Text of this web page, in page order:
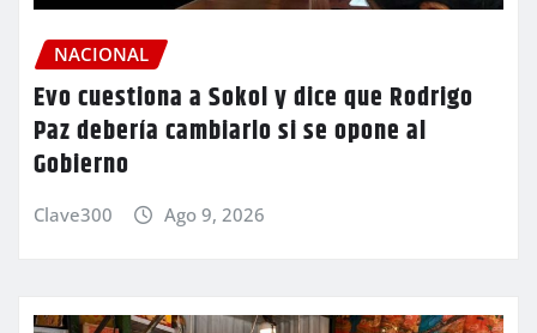
NACIONAL
Evo cuestiona a Sokol y dice que Rodrigo
Paz debería cambiarlo si se opone al
Gobierno
Clave300 Ago 9, 2026